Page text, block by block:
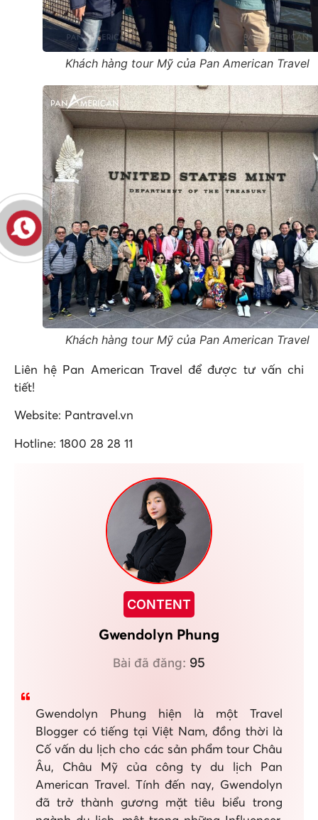
Khách hàng tour Mỹ của Pan American Travel
Khách hàng tour Mỹ của Pan American Travel
Liên hệ Pan American Travel để được tư vấn chi
tiết!
Website: Pantravel.vn
Hotline: 1800 28 28 11
CONTENT
Gwendolyn Phung
Bài đã đăng: 95
Gwendolyn Phung hiện là một Travel
Blogger có tiếng tại Việt Nam, đồng thời là
Cố vấn du lịch cho các sản phẩm tour Châu
Âu, Châu Mỹ của công ty du lịch Pan
American Travel. Tính đến nay, Gwendolyn
đã trở thành gương mặt tiêu biểu trong